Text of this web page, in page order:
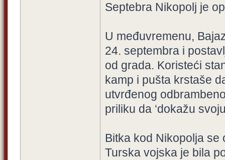
Septebra Nikopolj je
U međuvremenu,
24. septembra i
od grada. Koristeći
kamp i pušta krstaše
utvrđenog
priliku da ‘dokažu
Bitka kod Nikopolja se
Turska vojska je bila